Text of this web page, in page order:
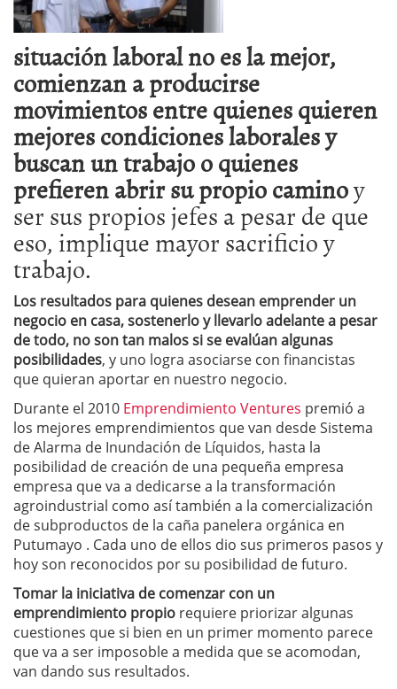
situación laboralno es la mejor,
comienzan a producirse
movimientos entrequienes quieren
mejores condiciones laboralesy
buscan un trabajo o quienes
prefieren abrir su propio caminoy
ser sus propios jefes a pesar de que
eso, implique mayor sacrificio y
trabajo.
Los resultados para quienes desean emprender un
negocio en casa, sostenerlo y llevarlo adelante a pesar
de todo, no son tan malos si se evalúan algunas
posibilidades, y uno logra asociarse con financistas
que quieran aportar en nuestro negocio.
Durante el 2010 Emprendimiento Ventures premió a
los mejores emprendimientos que van desde Sistema
de Alarma de Inundación de Líquidos, hasta la
posibilidad de creación de una pequeña empresa
empresa que va a dedicarse a la transformación
agroindustrial como así también a la comercialización
de subproductos de la caña panelera orgánica en
Putumayo . Cada uno de ellos dio sus primeros pasos y
hoy son reconocidos por su posibilidad de futuro.
Tomar la iniciativa de comenzar con un
emprendimiento propio requiere priorizar algunas
cuestiones que si bien en un primer momento parece
que va a ser imposoble a medida que se acomodan,
van dando sus resultados.